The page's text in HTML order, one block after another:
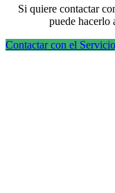
Si quiere contactar
puede hacerlo
Contactar con el